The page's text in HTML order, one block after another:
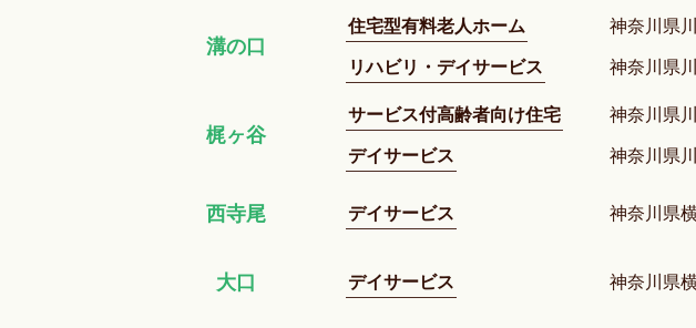
溝の口
住宅型有料老人ホーム
リハビリ・デイサービス
神奈川県
神奈川県
梶ヶ谷
サービス付高齢者向け住宅
デイサービス
神奈川県
神奈川県
西寺尾 デイサービス 神奈川県
大口 デイサービス 神奈川県